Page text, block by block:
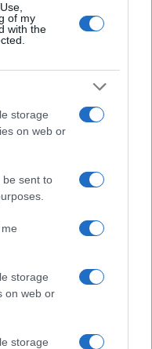
of my
with the
storage
on web or
be sent to
storage
on web or
storage